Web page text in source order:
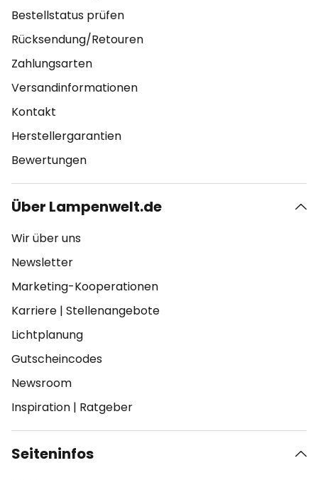
Bestellstatus prüfen
Rücksendung/Retouren
Zahlungsarten
Versandinformationen
Kontakt
Herstellergarantien
Bewertungen
Über Lampenwelt.de
Wir über uns
Newsletter
Marketing-Kooperationen
Karriere | Stellenangebote
Lichtplanung
Gutscheincodes
Newsroom
Inspiration | Ratgeber
Seiteninfos